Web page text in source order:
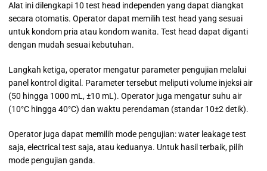
Alat ini dilengkapi 10 test head independen yang dapat diangkat
secara otomatis. Operator dapat memilih test head yang sesuai
untuk kondom pria atau kondom wanita. Test head dapat diganti
dengan mudah sesuai kebutuhan.
Langkah ketiga, operator mengatur parameter pengujian melalui
panel kontrol digital. Parameter tersebut meliputi volume injeksi air
(50 hingga 1000 mL, ±10 mL). Operator juga mengatur suhu air
(10°C hingga 40°C) dan waktu perendaman (standar 10±2 detik).
Operator juga dapat memilih mode pengujian: water leakage test
saja, electrical test saja, atau keduanya. Untuk hasil terbaik, pilih
mode pengujian ganda.